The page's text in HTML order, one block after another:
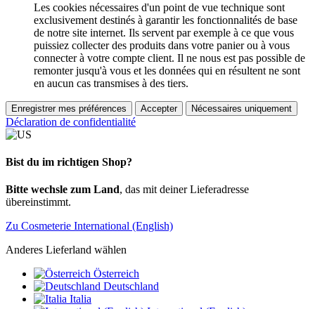
Les cookies nécessaires d'un point de vue technique sont
exclusivement destinés à garantir les fonctionnalités de base
de notre site internet. Ils servent par exemple à ce que vous
puissiez collecter des produits dans votre panier ou à vous
connecter à votre compte client. Il ne nous est pas possible de
remonter jusqu'à vous et les données qui en résultent ne sont
en aucun cas transmises à des tiers.
Enregistrer mes préférences Accepter Nécessaires uniquement
Déclaration de confidentialité
Bist du im richtigen Shop?
Bitte wechsle zum Land, das mit deiner Lieferadresse
übereinstimmt.
Zu Cosmeterie International (English)
Anderes Lieferland wählen
Österreich
Deutschland
Italia